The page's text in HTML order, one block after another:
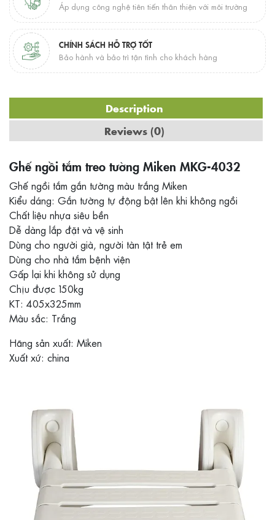
Áp dụng công nghệ tiên tiến thân thiện với môi trường
CHÍNH SÁCH HỖ TRỢ TỐT
Bảo hành và bảo trì tận tình cho khách hàng
Description
Reviews (0)
Ghế ngồi tắm treo tường Miken MKG-4032
Ghế ngồi tắm gắn tường màu trắng Miken
Kiểu dáng: Gắn tường tự động bật lên khi không ngồi
Chất liệu nhựa siêu bền
Dễ dàng lắp đặt và vệ sinh
Dùng cho người già, người tàn tật trẻ em
Dùng cho nhà tắm bệnh viện
Gấp lại khi không sử dụng
Chịu được 150kg
KT: 405x325mm
Màu sắc: Trắng
Hãng sản xuất: Miken
Xuất xứ: china